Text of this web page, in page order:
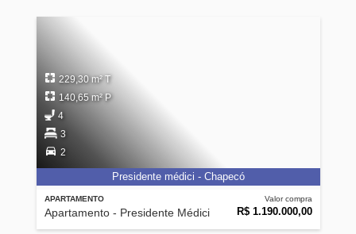
APARTAMENTO
Apartamento - Presidente Médici
Valor compra
R$ 1.190.000,00
229,30 m² T
140,65 m² P
4
3
2
Presidente médici - Chapecó